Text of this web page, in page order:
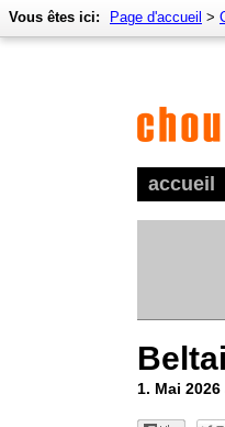
accueil
Vous êtes ici: Page d'accueil >
1. Mai